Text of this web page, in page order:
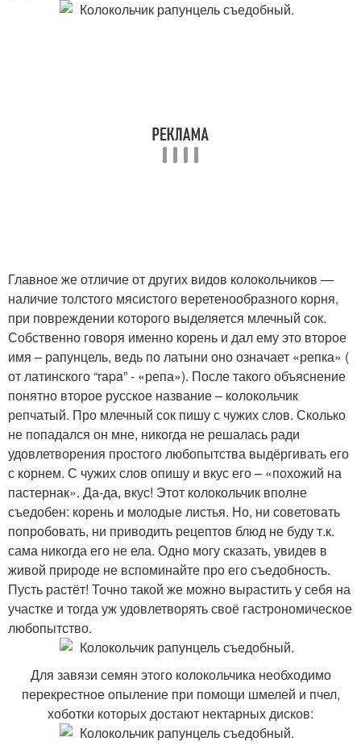
Главное же отличие от других видов колокольчиков —
наличие толстого мясистого веретенообразного корня,
при повреждении которого выделяется млечный сок.
Собственно говоря именно корень и дал ему это второе
имя – рапунцель, ведь по латыни оно означает «репка» (
от латинского “rapa” - «репа»). После такого объяснение
понятно второе русское название – колокольчик
репчатый. Про млечный сок пишу с чужих слов. Сколько
не попадался он мне, никогда не решалась ради
удовлетворения простого любопытства выдёргивать его
с корнем. С чужих слов опишу и вкус его – «похожий на
пастернак». Да-да, вкус! Этот колокольчик вполне
съедобен: корень и молодые листья. Но, ни советовать
попробовать, ни приводить рецептов блюд не буду т.к.
сама никогда его не ела. Одно могу сказать, увидев в
живой природе не вспоминайте про его съедобность.
Пусть растёт! Точно такой же можно вырастить у себя на
участке и тогда уж удовлетворять своё гастрономическое
любопытство.
Для завязи семян этого колокольчика необходимо
перекрестное опыление при помощи шмелей и пчел,
хоботки которых достают нектарных дисков: